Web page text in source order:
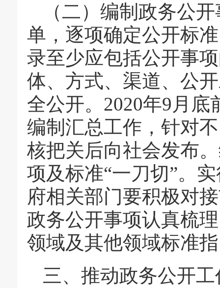
（二）编制政务公
单，逐项确定公开标
录至少应包括公开事
体、方式、渠道、公
全公开。2020年9月
编制汇总工作，针对
核把关后向社会发布
项及标准“一刀切”。
府相关部门要积极对
政务公开事项认真梳
领域及其他领域标准
三、推动政务公开